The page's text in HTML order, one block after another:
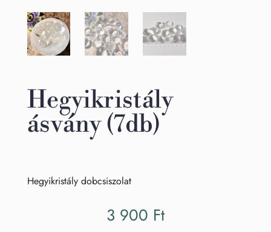
Hegyikristály
ásvány (7db)
Hegyikristály dobcsiszolat
3 900 Ft